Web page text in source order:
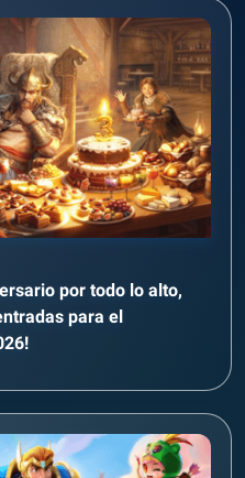
por todo lo alto,
para el